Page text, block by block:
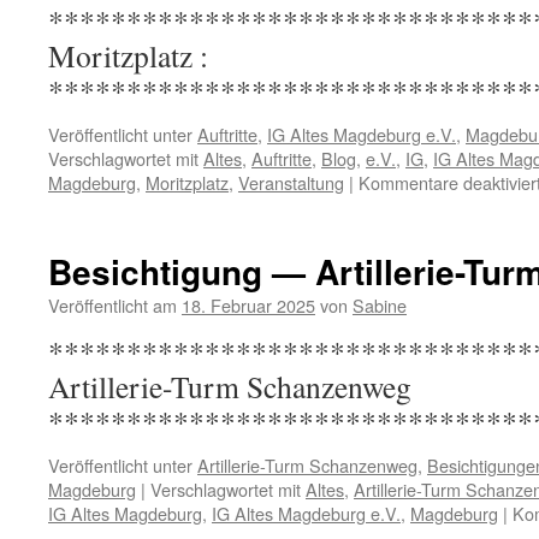
*********************************
Veröffentlicht unterAuftritte, IG Altes Magdeburg e.V.,
Verschlagwortet mitAltes, Auftritte, Blog, e.V., IG, IG Altes
Magdeburg, Moritzplatz, Veranstaltung | Kommentare
Besichtigung — Artillerie-
Veröffentlicht am 18. Februar 2025von Sabine
*********************************
Artillerie-Turm
Veröffentlicht unterArtillerie-Turm Schanzenweg,
Magdeburg | Verschlagwortet mitAltes, Artillerie-Turm
IG Altes Magdeburg, IG Altes Magdeburg e.V., Magdeburg |